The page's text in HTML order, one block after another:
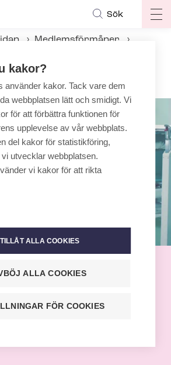
Sök
Medlemsförmåner
ingår i arbetstagares och
kakor?
använder kakor. Tack vare dem
webbplatsen lätt och smidigt. Vi
för att förbättra funktionen för
upplevelse av vår webbplats.
del kakor för statistikföring,
utvecklar webbplatsen.
vi kakor för att rikta
TILLÅT ALLA COOKIES
ALLA COOKIES
FÖR COOKIES